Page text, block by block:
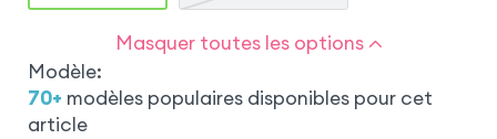
Masquer toutes les options
Modèle:
70+ modèles populaires disponibles pour cet
article